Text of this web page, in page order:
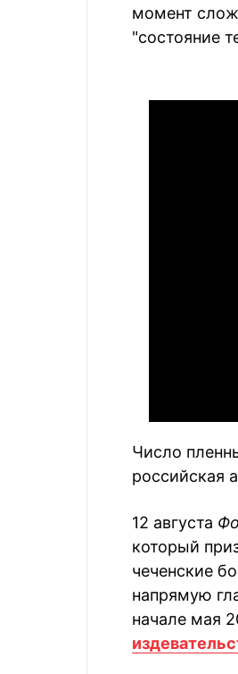
момент
"состояние
Число
российская
12 августа
который
чеченские
напрямую
начале мая